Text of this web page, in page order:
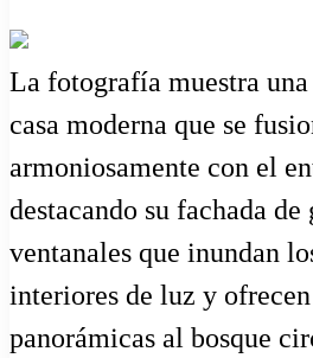
La fotografía muestra
casa moderna que se
armoniosamente con el
destacando su fachada de
ventanales que inundan
interiores de luz y
panorámicas al bosque